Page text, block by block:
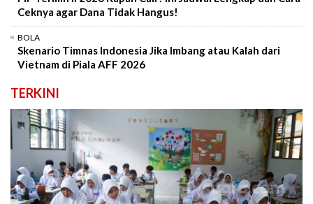
Ceknya agar Dana Tidak Hangus!
BOLA
Skenario Timnas Indonesia Jika Imbang atau Kalah dari
Vietnam di Piala AFF 2026
TERKINI